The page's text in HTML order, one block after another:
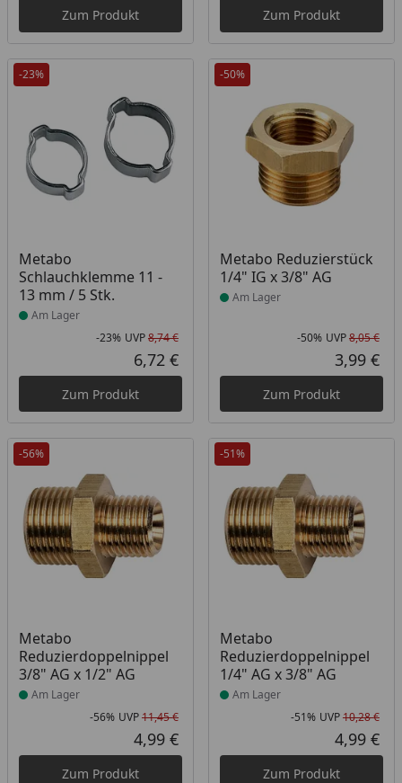
Zum Produkt Zum Produkt
-23%
Metabo
Schlauchklemme 11 -
13 mm / 5 Stk.
Produkt am Lager
Am Lager
Rabatt in Prozent
-23%
Ursprünglicher Preis
UVP8,74 €
Aktueller Preis
6,72 €
Zum Produkt
-50%
Metabo Reduzierstück
1/4" IG x 3/8" AG
Produkt am Lager
Am Lager
-50% UVP8,05 €
3,99 €
Zum Produkt
-56%
Metabo
Reduzierdoppelnippel
3/8" AG x 1/2" AG
Produkt am Lager
Am Lager
Rabatt in Prozent
-56%
Ursprünglicher Preis
UVP11,45 €
Aktueller Preis
4,99 €
Zum Produkt
-51%
Metabo
Reduzierdoppelnippel
1/4" AG x 3/8" AG
Produkt am Lager
Am Lager
-51% UVP10,28 €
4,99 €
Zum Produkt